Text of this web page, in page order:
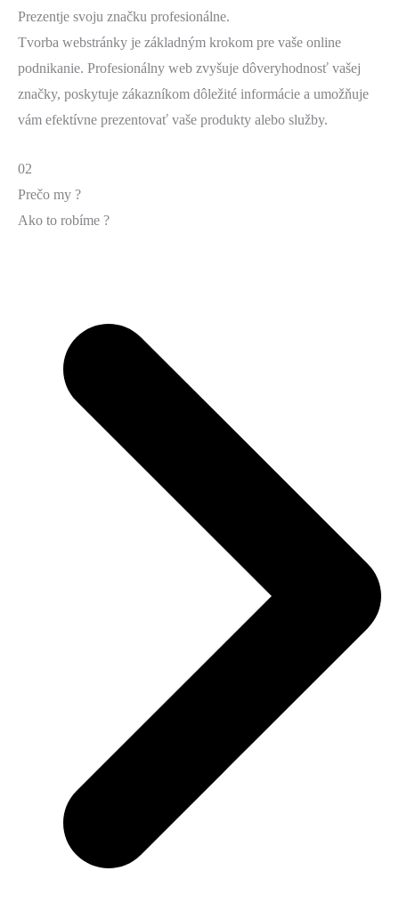
Prezentje svoju značku profesionálne.
Tvorba webstránky je základným krokom pre vaše online
podnikanie. Profesionálny web zvyšuje dôveryhodnosť vašej
značky, poskytuje zákazníkom dôležité informácie a umožňuje
vám efektívne prezentovať vaše produkty alebo služby.
02
Prečo my ?
Ako to robíme ?